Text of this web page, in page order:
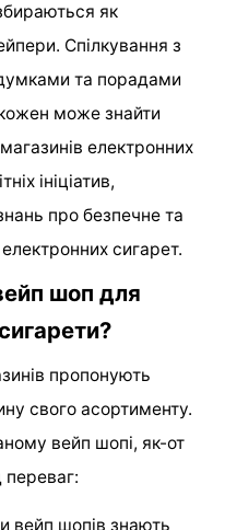
як
Спілкування з
та порадами
може знайти
електронних
ініціатив,
про безпечне та
сигарет.
шоп для
пропонують
свого асортименту.
вейп шопі, як-от
вейп шопів знають